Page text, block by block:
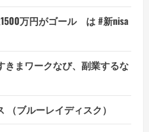
万円がゴール は #新nisa
きまワークなび、副業するな
ブルーレイディスク）